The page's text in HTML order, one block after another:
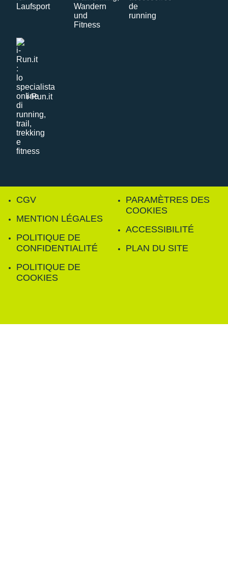
i-Run.it
CGV
MENTION LÉGALES
POLITIQUE DE
CONFIDENTIALITÉ
POLITIQUE DE
COOKIES
PARAMÈTRES DES
COOKIES
ACCESSIBILITÉ
PLAN DU SITE